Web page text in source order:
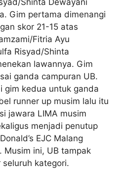
Shinta Dewayani
Gim pertama dimenangi
skor 21-15 atas
Fitria Ayu
Risyad/Shinta
lawannya. Gim
ganda campuran UB.
gim kedua untuk ganda
runner up musim lalu itu
jawara LIMA musim
menjadi penutup
EJC Malang
Musim ini, UB tampak
kategori.